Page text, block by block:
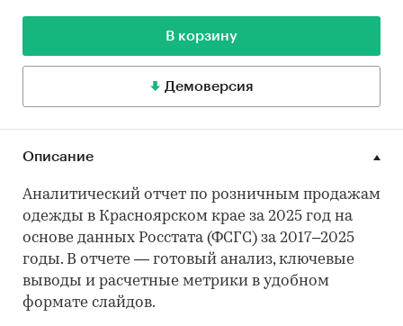
В корзину
Демоверсия
Описание
Аналитический отчет по розничным продажам
одежды в Красноярском крае за 2025 год на
основе данных Росстата (ФСГС) за 2017–2025
годы. В отчете — готовый анализ, ключевые
выводы и расчетные метрики в удобном
формате слайдов.